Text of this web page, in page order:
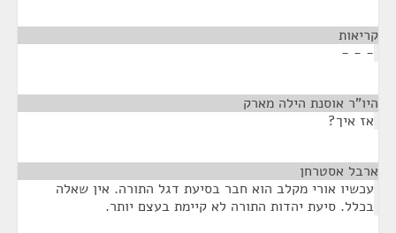
קריאות
- - -
היו"ר אוסנת הילה מארק
אז איך?
ארבל אסטרחן
עכשיו אורי מקלב הוא חבר בסיעת דגל התורה. אין שאלה
בכלל. סיעת יהדות התורה לא קיימת בעצם יותר.